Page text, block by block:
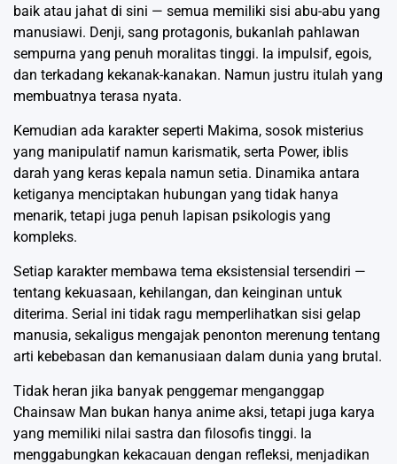
baik atau jahat di sini — semua memiliki sisi abu-abu yang
manusiawi. Denji, sang protagonis, bukanlah pahlawan
sempurna yang penuh moralitas tinggi. Ia impulsif, egois,
dan terkadang kekanak-kanakan. Namun justru itulah yang
membuatnya terasa nyata.
Kemudian ada karakter seperti Makima, sosok misterius
yang manipulatif namun karismatik, serta Power, iblis
darah yang keras kepala namun setia. Dinamika antara
ketiganya menciptakan hubungan yang tidak hanya
menarik, tetapi juga penuh lapisan psikologis yang
kompleks.
Setiap karakter membawa tema eksistensial tersendiri —
tentang kekuasaan, kehilangan, dan keinginan untuk
diterima. Serial ini tidak ragu memperlihatkan sisi gelap
manusia, sekaligus mengajak penonton merenung tentang
arti kebebasan dan kemanusiaan dalam dunia yang brutal.
Tidak heran jika banyak penggemar menganggap
Chainsaw Man bukan hanya anime aksi, tetapi juga karya
yang memiliki nilai sastra dan filosofis tinggi. Ia
menggabungkan kekacauan dengan refleksi, menjadikan